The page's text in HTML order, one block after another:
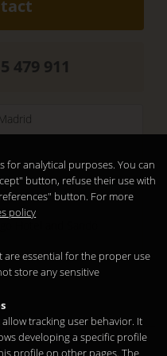
479 911
for analytical purposes. You can
button, refuse their use with
button. For more
policy
are essential for the proper use
store any sensitive
tracking user behavior. It
developing a specific profile
profile on other pages. The